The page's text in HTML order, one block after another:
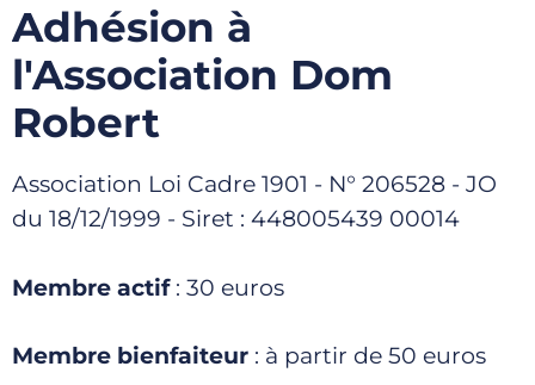
Adhésion à
l'Association Dom
Robert
Association Loi Cadre 1901 - N° 206528 - JO
du 18/12/1999 - Siret : 448005439 00014
Membre actif: 30 euros
Membre bienfaiteur : à partir de 50 euros